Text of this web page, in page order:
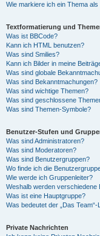
Wie markiere ich ein Thema als
Textformatierung und
Was ist BBCode?
Kann ich HTML benutzen?
Was sind Smilies?
Kann ich Bilder in meine
Was sind globale
Was sind Bekanntmachungen?
Was sind wichtige Themen?
Was sind geschlossene
Was sind Themen-Symbole?
Benutzer-Stufen und
Was sind Administratoren?
Was sind Moderatoren?
Was sind Benutzergruppen?
Wo finde ich die
Wie werde ich Gruppenleiter?
Weshalb werden verschiedene
Was ist eine Hauptgruppe?
Was bedeutet der „Das
Private Nachrichten